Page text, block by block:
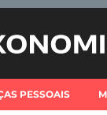
PESSOAIS